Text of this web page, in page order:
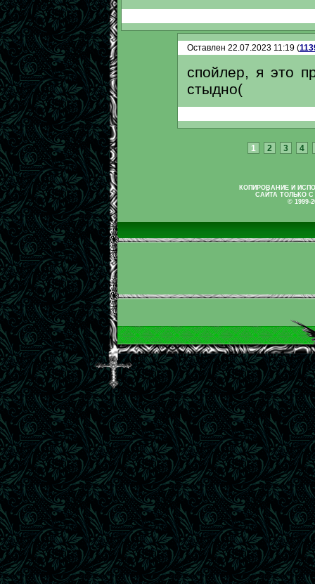
Оставлен 22.07.2023 11:19 (
спойлер, я это
стыдно(
1 2 3 4
КОПИРОВАНИЕ И
САЙТА ТОЛЬКО
© 1999-